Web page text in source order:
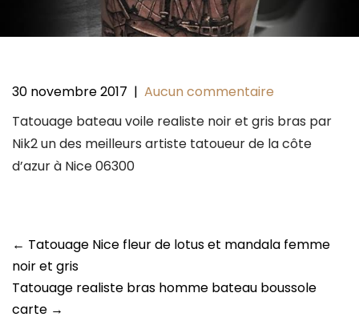
30 novembre 2017 | Aucun commentaire
Tatouage bateau voile realiste noir et gris bras par
Nik2 un des meilleurs artiste tatoueur de la côte
d’azur à Nice 06300
Post
navigation
← Tatouage Nice fleur de lotus et mandala femme
noir et gris
Tatouage realiste bras homme bateau boussole
carte →